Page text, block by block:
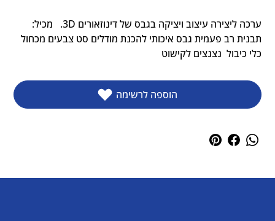
ערכה ליצירה עיצוב ויציקה בגבס של דינוזאורים 3D.   מכיל:
תבנית רב פעמית גבס איכותי להכנת מודלים סט צבעים מכחול
כלי כיבול  נצנצים לקישוט
הוספה לרשימה